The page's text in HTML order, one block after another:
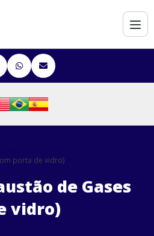
porta de vidro)
de Gases
vidro)